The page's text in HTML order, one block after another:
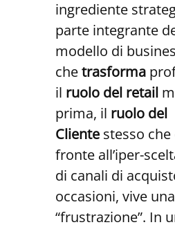
ingrediente
parte integrante
modello di
chetrasforma
il ruolo del retail
prima, il ruolo del
Cliente stesso che
fronte all’iper-
di canali di
occasioni, vive
“frustrazione”. In